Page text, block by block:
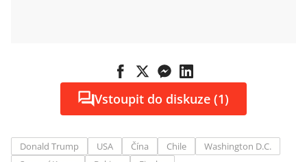
Vstoupit do diskuze (1)
Donald Trump USA Čína Chile
Washington D.C.